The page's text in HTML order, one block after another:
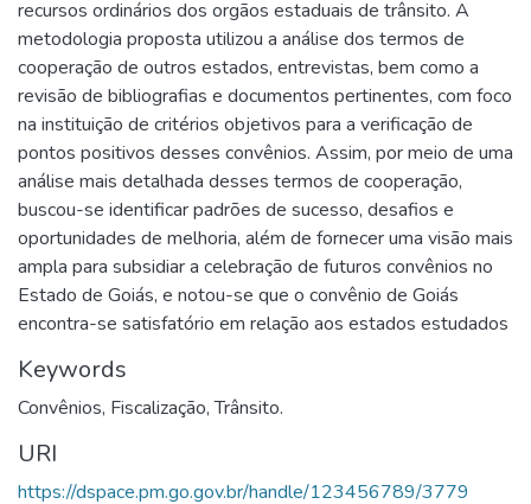
recursos ordinários dos orgãos estaduais de trânsito. A
metodologia proposta utilizou a análise dos termos de
cooperação de outros estados, entrevistas, bem como a
revisão de bibliografias e documentos pertinentes, com foco
na instituição de critérios objetivos para a verificação de
pontos positivos desses convênios. Assim, por meio de uma
análise mais detalhada desses termos de cooperação,
buscou-se identificar padrões de sucesso, desafios e
oportunidades de melhoria, além de fornecer uma visão mais
ampla para subsidiar a celebração de futuros convênios no
Estado de Goiás, e notou-se que o convênio de Goiás
encontra-se satisfatório em relação aos estados estudados
Keywords
Convênios, Fiscalização,Trânsito.
URI
https://dspace.pm.go.gov.br/handle/123456789/3779